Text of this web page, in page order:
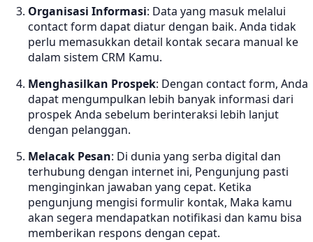
Organisasi Informasi: Data yang masuk melalui
contact form dapat diatur dengan baik. Anda tidak
perlu memasukkan detail kontak secara manual ke
dalam sistem CRM Kamu.
Menghasilkan Prospek: Dengan contact form, Anda
dapat mengumpulkan lebih banyak informasi dari
prospek Anda sebelum berinteraksi lebih lanjut
dengan pelanggan.
Melacak Pesan: Di dunia yang serba digital dan
terhubung dengan internet ini, Pengunjung pasti
menginginkan jawaban yang cepat. Ketika
pengunjung mengisi formulir kontak, Maka kamu
akan segera mendapatkan notifikasi dan kamu bisa
memberikan respons dengan cepat.